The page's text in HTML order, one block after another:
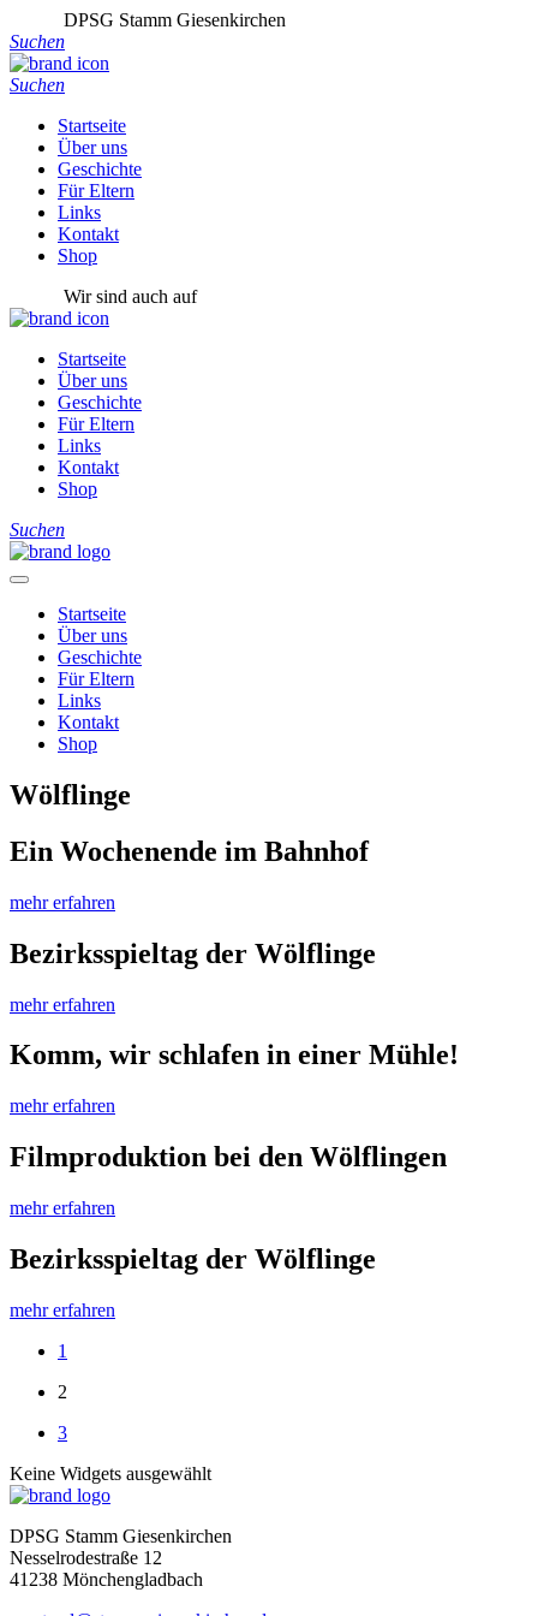
DPSG Stamm Giesenkirchen
Suchen
Suchen
Startseite
Über uns
Geschichte
Für Eltern
Links
Kontakt
Shop
Wir sind auch auf
Startseite
Über uns
Geschichte
Für Eltern
Links
Kontakt
Shop
Suchen
Startseite
Über uns
Geschichte
Für Eltern
Links
Kontakt
Shop
Wölflinge
Ein Wochenende im Bahnhof
mehr erfahren
Bezirksspieltag der Wölflinge
mehr erfahren
Komm, wir schlafen in einer Mühle!
mehr erfahren
Filmproduktion bei den Wölflingen
mehr erfahren
Bezirksspieltag der Wölflinge
mehr erfahren
1
2
3
Keine Widgets ausgewählt
DPSG Stamm Giesenkirchen
Nesselrodestraße 12
41238 Mönchengladbach